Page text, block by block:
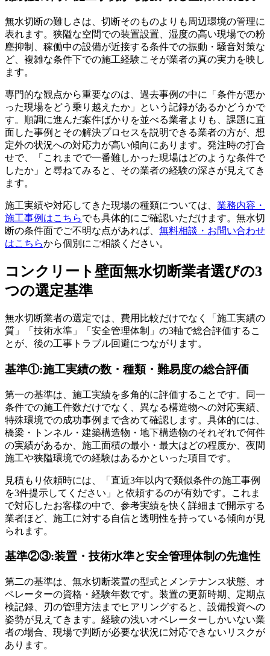
無水切断の難しさは、切断そのものよりも周辺環境の管理に
表れます。狭隘な空間での装置設置、湿度の高い現場での粉
塵抑制、稼働中の設備が近接する条件での振動・騒音対策な
ど、複雑な条件下での施工経験こそが業者の真の実力を映し
ます。
専門的な観点から重要なのは、過去事例の中に「条件が悪か
った現場をどう乗り越えたか」という記録があるかどうかで
す。順調に進んだ案件ばかりを並べる業者よりも、課題に直
面した事例とその解決プロセスを説明できる業者の方が、想
定外の状況への対応力が高い傾向にあります。発注時の打合
せで、「これまでで一番難しかった現場はどのような条件で
したか」と尋ねてみると、その業者の経験の深さが見えてき
ます。
施工実績や対応してきた現場の種類については、 業務内容・
施工事例はこちらでも具体的にご確認いただけます。無水切
断の条件面でご不明な点があれば、 無料相談・お問い合わせ
はこちらから個別にご相談ください。
コンクリート壁面無水切断業者選びの3
つの選定基準
無水切断業者の選定では、費用比較だけでなく「施工実績の
質」「技術水準」「安全管理体制」の3軸で総合評価するこ
とが、後の工事トラブル回避につながります。
基準①:施工実績の数・種類・難易度の総合評価
第一の基準は、施工実績を多角的に評価することです。同一
条件での施工件数だけでなく、異なる構造物への対応実績、
特殊環境での成功事例まで含めて確認します。具体的には、
橋梁・トンネル・建築構造物・地下構造物のそれぞれで何件
の実績があるか、施工面積の最小・最大はどの程度か、夜間
施工や狭隘環境での経験はあるかといった項目です。
見積もり依頼時には、「直近3年以内で類似条件の施工事例
を3件提示してください」と依頼するのが有効です。これま
で対応したお客様の中で、参考実績を快く詳細まで開示する
業者ほど、施工に対する自信と透明性を持っている傾向が見
られます。
基準②③:装置・技術水準と安全管理体制の先進性
第二の基準は、無水切断装置の型式とメンテナンス状態、オ
ペレーターの資格・経験年数です。装置の更新時期、定期点
検記録、刃の管理方法までヒアリングすると、設備投資への
姿勢が見えてきます。経験の浅いオペレーターしかいない業
者の場合、現場で判断が必要な状況に対応できないリスクが
あります。